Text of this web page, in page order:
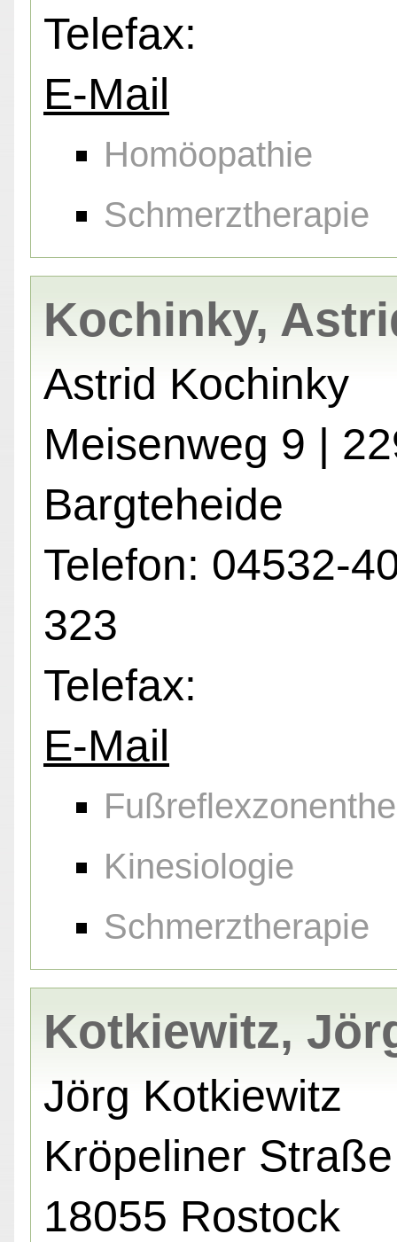
Telefax:
E-Mail
Homöopathie
Schmerztherapie
Kochinky,
Astrid Kochinky
Meisenweg 9 |
Bargteheide
Telefon: 04532-
323
Telefax:
E-Mail
Kinesiologie
Schmerztherapie
Kotkiewitz,
Jörg Kotkiewitz
Kröpeliner
18055 Rostock